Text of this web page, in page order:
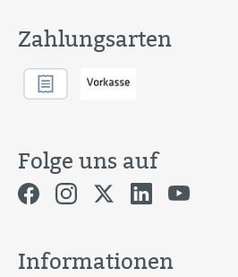
Zahlungsarten
Folge uns auf
Informationen